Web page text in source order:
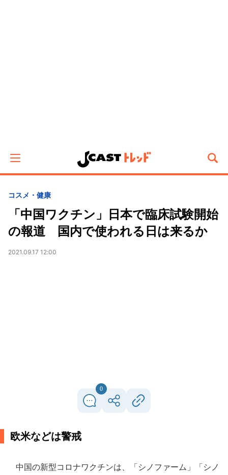
コスメ・健康
「中国ワクチン」日本で臨床試験開始
の報道 国内で使われる日は来るか
2021.09.17 12:00
0
欧米などは警戒
中国の新型コロナワクチンは、「シノファーム」「シノ